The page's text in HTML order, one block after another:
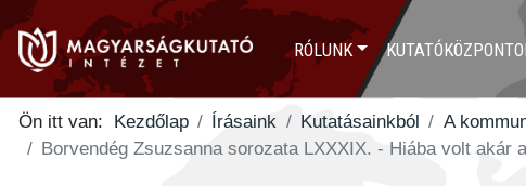
RÓLUNK
Ön itt van:
Kezdőlap Írásaink Kutatásainkból
A
Borvendég Zsuzsanna sorozata LXXXIX. - Hiába volt akár